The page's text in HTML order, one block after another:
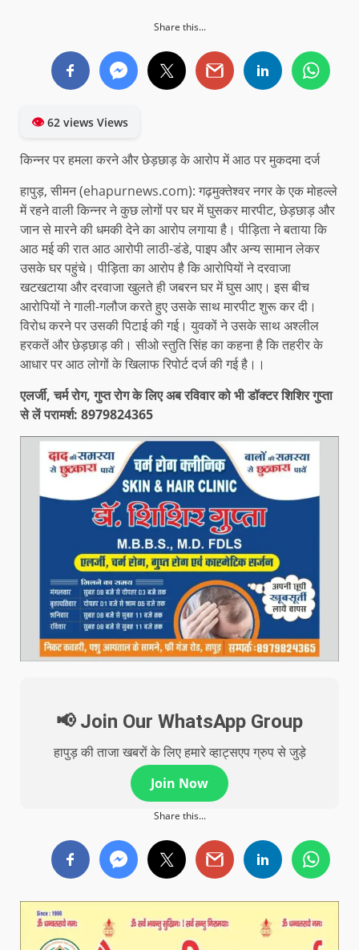
Share this...
👁62 views Views
किन्नर पर हमला करने और छेड़छाड़ के आरोप में आठ पर मुकदमा दर्ज
हापुड़, सीमन (ehapurnews.com): गढ़मुक्तेश्वर नगर के एक मोहल्ले
में रहने वाली किन्नर ने कुछ लोगों पर घर में घुसकर मारपीट, छेड़छाड़ और
जान से मारने की धमकी देने का आरोप लगाया है। पीड़िता ने बताया कि
आठ मई की रात आठ आरोपी लाठी-डंडे, पाइप और अन्य सामान लेकर
उसके घर पहुंचे। पीड़िता का आरोप है कि आरोपियों ने दरवाजा
खटखटाया और दरवाजा खुलते ही जबरन घर में घुस आए। इस बीच
आरोपियों ने गाली-गलौज करते हुए उसके साथ मारपीट शुरू कर दी।
विरोध करने पर उसकी पिटाई की गई। युवकों ने उसके साथ अश्लील
हरकतें और छेड़छाड़ की। सीओ स्तुति सिंह का कहना है कि तहरीर के
आधार पर आठ लोगों के खिलाफ रिपोर्ट दर्ज की गई है।।
एलर्जी, चर्म रोग, गुप्त रोग के लिए अब रविवार को भी डॉक्टर शिशिर गुप्ता
से लें परामर्श: 8979824365
📢 Join Our WhatsApp Group
हापुड़ की ताजा खबरों के लिए हमारे व्हाट्सएप ग्रुप से जुड़े
Join Now
Share this...